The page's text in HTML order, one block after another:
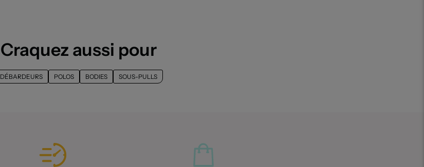
Craquez aussi pour
DÉBARDEURS POLOS BODIES SOUS-PULLS